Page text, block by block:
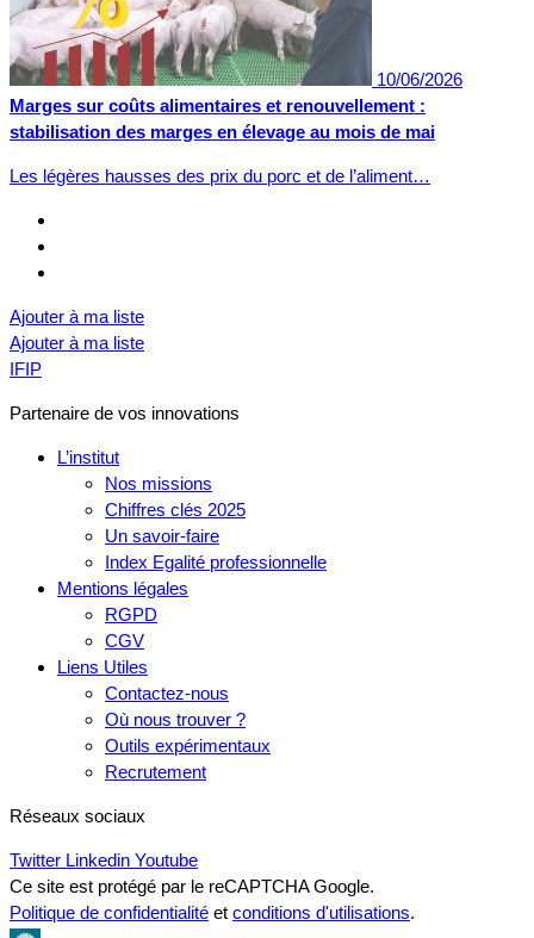
10/06/2026
Marges sur coûts alimentaires et renouvellement :
stabilisation des marges en élevage au mois de mai
Les légères hausses des prix du porc et de l’aliment…
Ajouter à ma liste
Ajouter à ma liste
IFIP
Partenaire de vos innovations
L’institut
Nos missions
Chiffres clés 2025
Un savoir-faire
Index Egalité professionnelle
Mentions légales
RGPD
CGV
Liens Utiles
Contactez-nous
Où nous trouver ?
Outils expérimentaux
Recrutement
Réseaux sociaux
Twitter Linkedin Youtube
Ce site est protégé par le reCAPTCHA Google.
Politique de confidentialité et conditions d'utilisations.